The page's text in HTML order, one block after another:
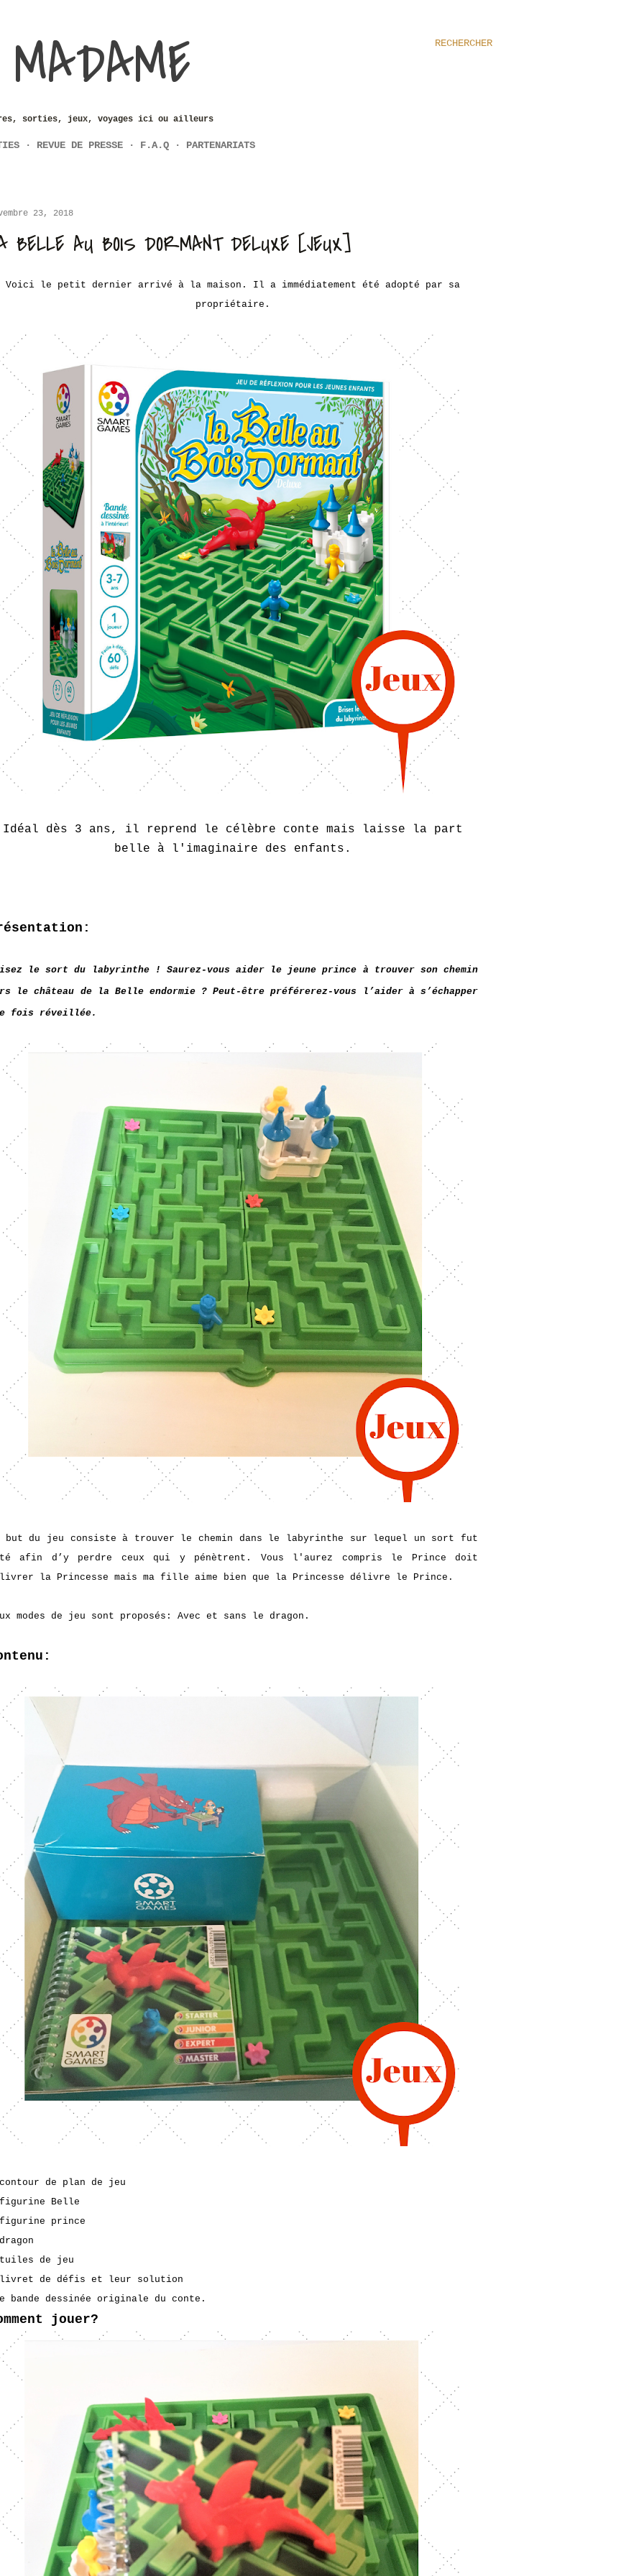
RECHERCHER
sorties, jeux, voyages ici ou ailleurs
REVUE DE PRESSE F.A.Q PARTENARIATS
23, 2018
BELLE AU BOIS DORMANT DELUXE [JEUX]
Voici le petit dernier arrivé à la maison. Il a immédiatement été adopté par sa
propriétaire.
Idéal dès 3 ans, il reprend le célèbre conte mais laisse la part
belle à l'imaginaire des enfants.
le sort du labyrinthe ! Saurez-vous aider le jeune prince à trouver son chemin
le château de la Belle endormie ? Peut-être préférerez-vous l’aider à s’échapper
fois réveillée.
but du jeu consiste à trouver le chemin dans le labyrinthe sur lequel un sort fut
afin d’y perdre ceux qui y pénètrent.
Vous l'aurez compris le Prince doit
la Princesse mais ma fille aime bien que la Princesse délivre le Prince.
modes de jeu sont proposés: Avec et sans le dragon.
de plan de jeu
Belle
prince
de jeu
de défis et leur solution
bande dessinée originale du conte.
jouer?